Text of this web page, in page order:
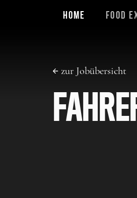
Home Food
zur Jobübersicht